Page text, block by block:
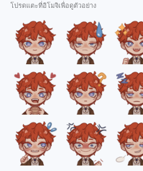
โปรดแตะที่อิโมจิเพื่อดูตัวอย่าง